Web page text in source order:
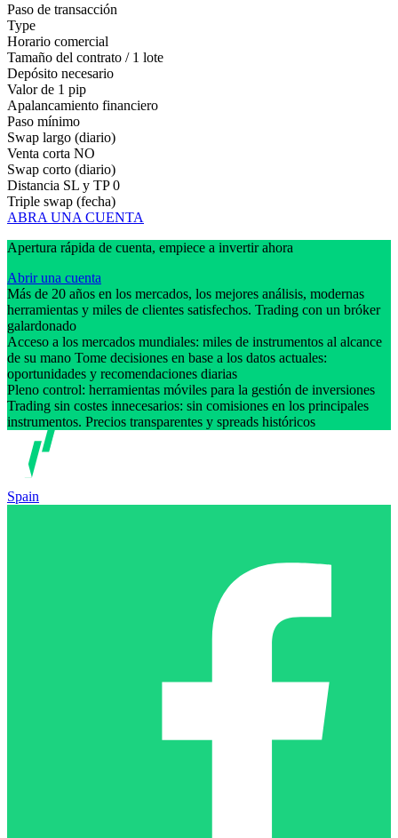
Paso de transacción
Type
Horario comercial
Tamaño del contrato / 1 lote
Depósito necesario
Valor de 1 pip
Apalancamiento financiero
Paso mínimo
Swap largo (diario)
Venta corta NO
Swap corto (diario)
Distancia SL y TP 0
Triple swap (fecha)
ABRA UNA CUENTA
Apertura rápida de cuenta, empiece a invertir ahora
Abrir una cuenta
Más de 20 años en los mercados, los mejores análisis, modernas
herramientas y miles de clientes satisfechos. Trading con un bróker
galardonado
Acceso a los mercados mundiales: miles de instrumentos al alcance
de su mano Tome decisiones en base a los datos actuales:
oportunidades y recomendaciones diarias
Pleno control: herramientas móviles para la gestión de inversiones
Trading sin costes innecesarios: sin comisiones en los principales
instrumentos. Precios transparentes y spreads históricos
Spain